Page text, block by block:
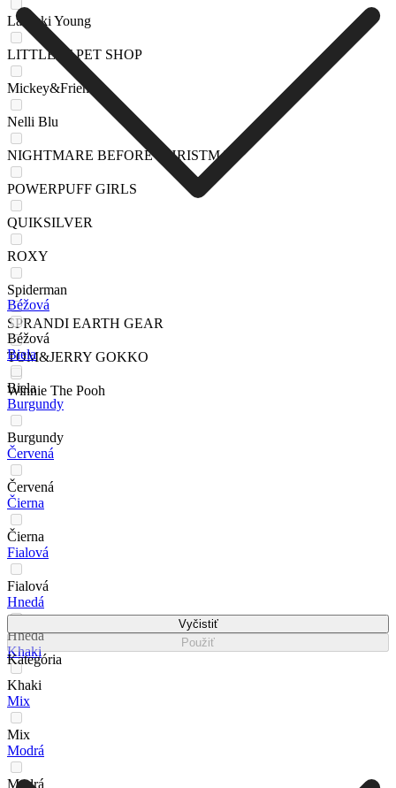
Lasocki Young
LITTLEST PET SHOP
Mickey&Friends
Nelli Blu
NIGHTMARE BEFORE CHRISTMAS
POWERPUFF GIRLS
QUIKSILVER
ROXY
Spiderman
SPRANDI EARTH GEAR
TOM&JERRY GOKKO
Winnie The Pooh
Béžová
Béžová
Biela
Biela
Burgundy
Burgundy
Červená
Červená
Čierna
Čierna
Fialová
Fialová
Hnedá
Hnedá
Khaki
Khaki
Mix
Mix
Modrá
Modrá
Vyčistiť
Použiť
Kategória